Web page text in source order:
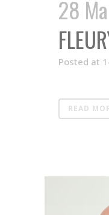
28
Posted at
READ